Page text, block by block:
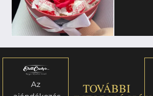
Az
TOVÁBBI